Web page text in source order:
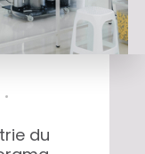
du